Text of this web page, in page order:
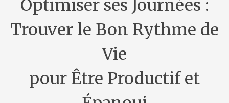
Optimiser ses Journées :
Trouver le Bon Rythme de
Vie
pour Être Productif et